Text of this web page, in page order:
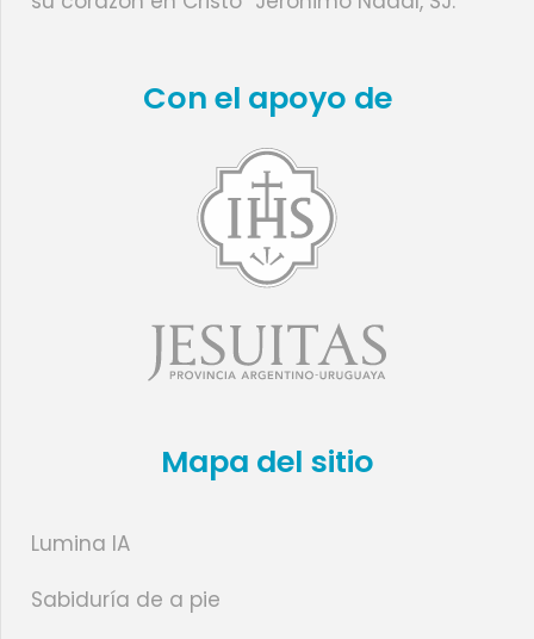
Con el apoyo de
Mapa del sitio
Lumina IA
Sabiduría de a pie